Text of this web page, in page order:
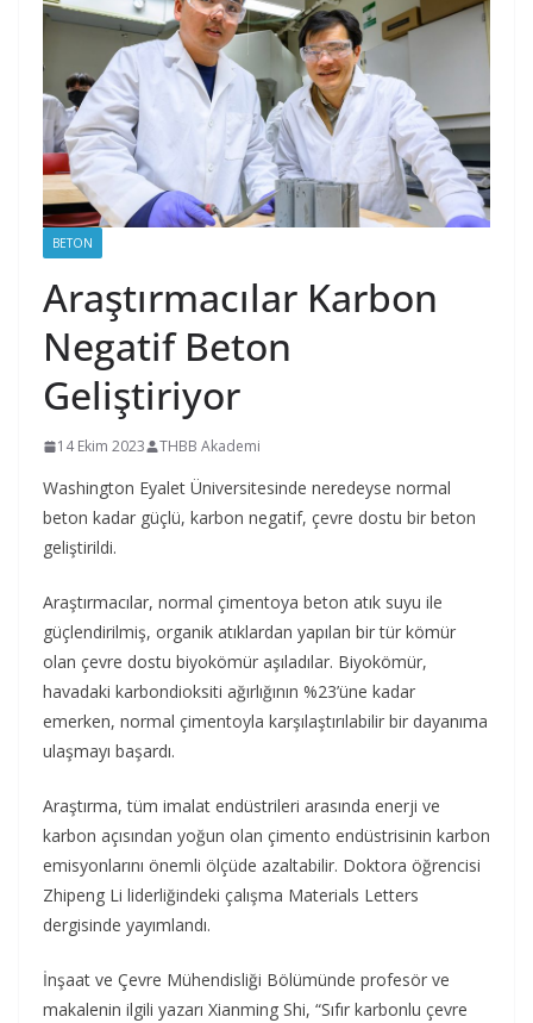
BETON
Araştırmacılar Karbon
Negatif Beton
Geliştiriyor
14 Ekim 2023 THBB Akademi
Washington Eyalet Üniversitesinde neredeyse normal
beton kadar güçlü, karbon negatif, çevre dostu bir beton
geliştirildi.
Araştırmacılar, normal çimentoya beton atık suyu ile
güçlendirilmiş, organik atıklardan yapılan bir tür kömür
olan çevre dostu biyokömür aşıladılar. Biyokömür,
havadaki karbondioksiti ağırlığının %23’üne kadar
emerken, normal çimentoyla karşılaştırılabilir bir dayanıma
ulaşmayı başardı.
Araştırma, tüm imalat endüstrileri arasında enerji ve
karbon açısından yoğun olan çimento endüstrisinin karbon
emisyonlarını önemli ölçüde azaltabilir. Doktora öğrencisi
Zhipeng Li liderliğindeki çalışma Materials Letters
dergisinde yayımlandı.
İnşaat ve Çevre Mühendisliği Bölümünde profesör ve
makalenin ilgili yazarı Xianming Shi, “Sıfır karbonlu çevre